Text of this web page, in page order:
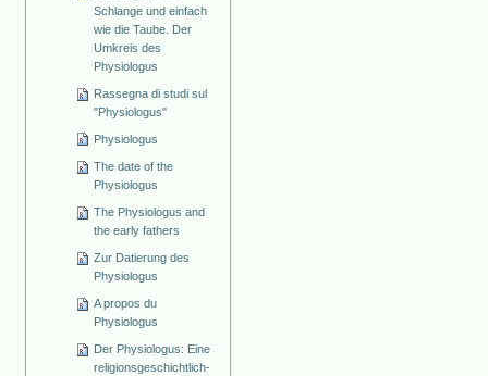
Schlange und einfach
wie die Taube. Der
Umkreis des
Physiologus
Rassegna di studi sul
"Physiologus"
Physiologus
The date of the
Physiologus
The Physiologus and
the early fathers
Zur Datierung des
Physiologus
A propos du
Physiologus
Der Physiologus: Eine
religionsgeschichtlich-